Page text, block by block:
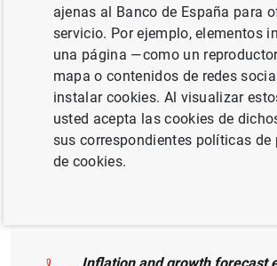
CRECIMIENTO ECONÓMICO Y
POLÍTICA MONETARIA
UNIÓN ECONÓMICA Y
BCE, EUROSISTEMA
ajenas al Banco de España para
servicio. Por ejemplo, elementos
una página —como un
mapa o contenidos de redes
instalar cookies. Al visualizar
usted acepta las cookies de
sus correspondientes políticas de
de cookies.